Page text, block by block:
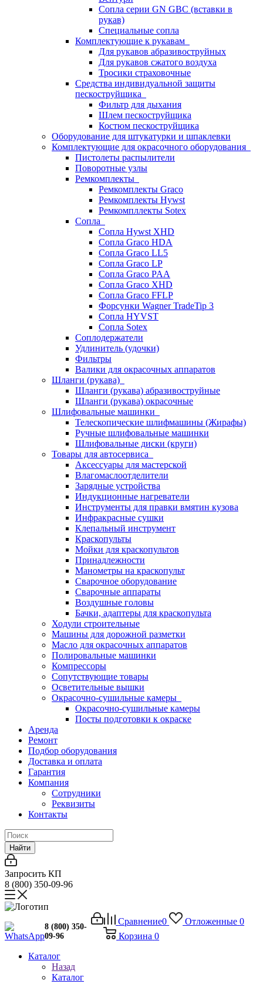
Сопла серии GN GBC (вставки в
рукав)
Специальные сопла
Комплектующие к рукавам
Для рукавов абразивоструйных
Для рукавов сжатого воздуха
Тросики страховочные
Средства индивидуальной защиты
пескоструйщика
Фильтр для дыхания
Шлем пескоструйщика
Костюм пескоструйщика
Оборудование для штукатурки и шпаклевки
Комплектующие для окрасочного оборудования
Пистолеты распылители
Поворотные узлы
Ремкомплекты
Ремкомплекты Graco
Ремкомплекты Hywst
Ремкомпллекты Sotex
Сопла
Сопла Hywst XHD
Сопла Graco HDA
Сопла Graco LL5
Сопла Graco LP
Сопла Graco PAA
Сопла Graco XHD
Сопла Graco FFLP
Форсунки Wagner TradeTip 3
Сопла HYVST
Сопла Sotex
Соплодержатели
Удлинитель (удочки)
Фильтры
Валики для окрасочных аппаратов
Шланги (рукава)
Шланги (рукава) абразивоструйные
Шланги (рукава) окрасочные
Шлифовальные машинки
Телескопические шлифмашины (Жирафы)
Ручные шлифовальные машинки
Шлифовальные диски (круги)
Товары для автосервиса
Аксессуары для мастерской
Влагомаслоотделители
Зарядные устройства
Индукционные нагреватели
Инструменты для правки вмятин кузова
Инфракрасные сушки
Клепальный инструмент
Краскопульты
Мойки для краскопультов
Принадлежности
Манометры на краскопульт
Сварочное оборудование
Сварочные аппараты
Воздушные головы
Бачки, адаптеры для краскопульта
Ходули строительные
Машины для дорожной разметки
Масло для окрасочных аппаратов
Полировальные машинки
Компрессоры
Сопутствующие товары
Осветительные вышки
Окрасочно-сушильные камеры
Окрасочно-сушильные камеры
Посты подготовки к окраске
Аренда
Ремонт
Подбор оборудования
Доставка и оплата
Гарантия
Компания
Сотрудники
Реквизиты
Контакты
Найти
Запросить КП
8 (800) 350-09-96
Сравнение0 Отложенные 0
Корзина 0
8 (800) 350-
09-96
Каталог
Назад
Каталог